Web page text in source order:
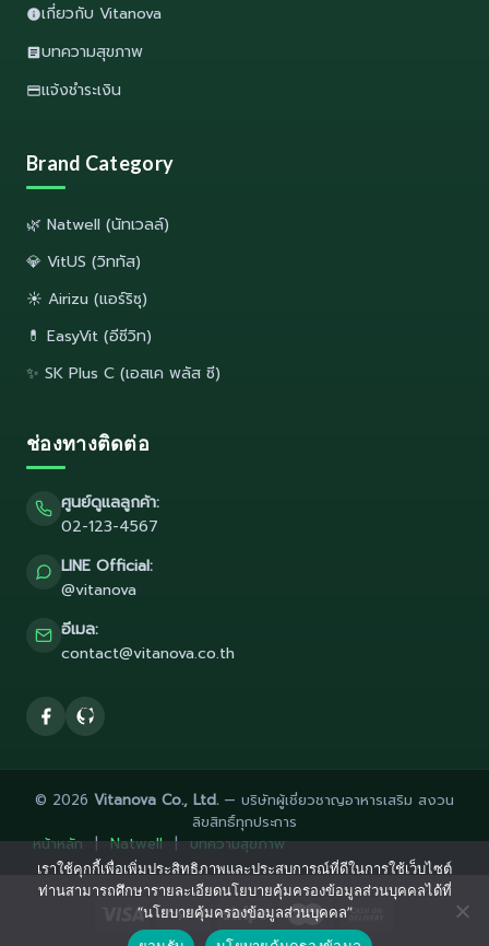
เกี่ยวกับ Vitanova
บทความสุขภาพ
แจ้งชำระเงิน
Brand Category
🌿 Natwell (นัทเวลล์)
💎 VitUS (วิททัส)
☀️ Airizu (แอร์ริซุ)
💊 EasyVit (อีซีวิท)
✨ SK Plus C (เอสเค พลัส ซี)
ช่องทางติดต่อ
ศูนย์ดูแลลูกค้า:
02-123-4567
LINE Official:
@vitanova
อีเมล:
contact@vitanova.co.th
© 2026 Vitanova Co., Ltd.— บริษัทผู้เชี่ยวชาญอาหารเสริม สงวน
ลิขสิทธิ์ทุกประการ
หน้าหลัก | Natwell | บทความสุขภาพ
เราใช้คุกกี้เพื่อเพิ่มประสิทธิภาพและประสบการณ์ที่ดีในการใช้เว็บไซต์
ท่านสามารถศึกษารายละเอียดนโยบายคุ้มครองข้อมูลส่วนบุคคลได้ที่
“นโยบายคุ้มครองข้อมูลส่วนบุคคล”